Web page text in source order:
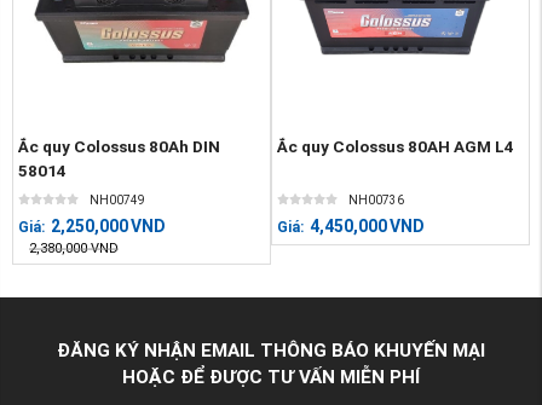
Ắc quy Colossus 80Ah DIN
58014
NH00749
Giá: 2,250,000VND
2,380,000 VND
Ắc quy Colossus 80AH AGM L4
NH00736
Giá: 4,450,000VND
ĐĂNG KÝ NHẬN EMAIL THÔNG BÁO KHUYẾN MẠI
HOẶC ĐỂ ĐƯỢC TƯ VẤN MIỄN PHÍ